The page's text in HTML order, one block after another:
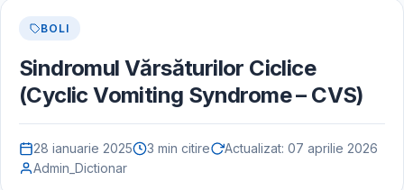
BOLI
Sindromul Vărsăturilor Ciclice
(Cyclic Vomiting Syndrome – CVS)
28 ianuarie 2025 3 min citire Actualizat: 07 aprilie 2026
Admin_Dictionar